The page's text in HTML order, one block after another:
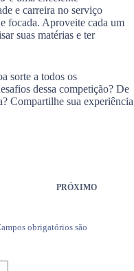
e carreira no serviço
focada. Aproveite cada um
suas matérias e ter
sorte a todos os
dessa competição? De
Compartilhe sua experiência
PRÓXIMO
obrigatórios são